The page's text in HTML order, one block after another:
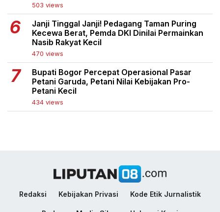
503 views
Janji Tinggal Janji! Pedagang Taman Puring
Kecewa Berat, Pemda DKI Dinilai Permainkan
Nasib Rakyat Kecil
470 views
Bupati Bogor Percepat Operasional Pasar
Petani Garuda, Petani Nilai Kebijakan Pro-
Petani Kecil
434 views
Redaksi Kebijakan Privasi Kode Etik Jurnalistik